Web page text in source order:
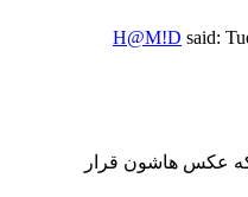
H@M!D said:
عکس هاشون قرار